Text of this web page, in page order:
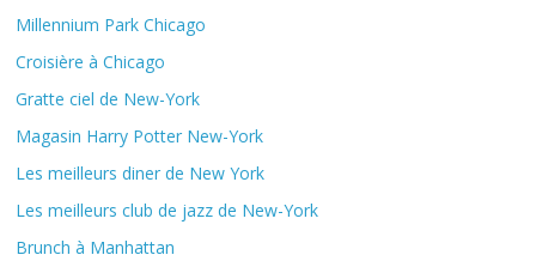
Millennium Park Chicago
Croisière à Chicago
Gratte ciel de New-York
Magasin Harry Potter New-York
Les meilleurs diner de New York
Les meilleurs club de jazz de New-York
Brunch à Manhattan